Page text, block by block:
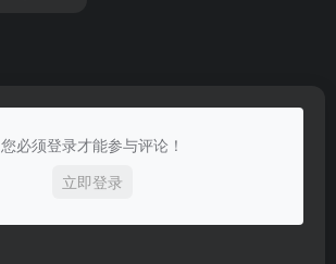
您必须登录才能参与评论！
立即登录